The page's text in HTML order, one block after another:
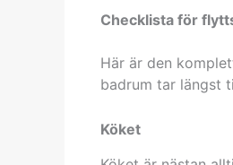
Checklista för
Här är den
badrum tar längst
Köket